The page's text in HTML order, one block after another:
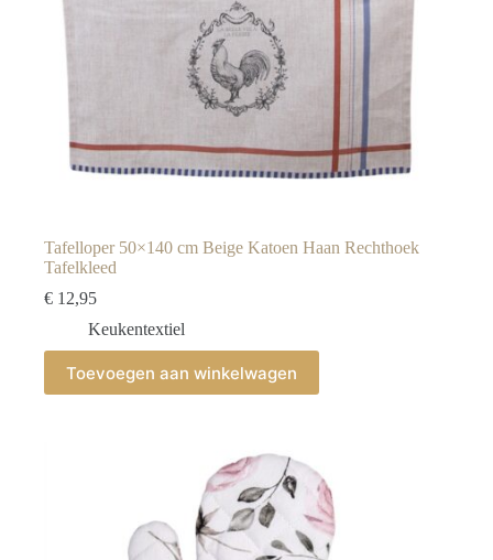
Tafelloper 50×140 cm Beige Katoen Haan Rechthoek
Tafelkleed
€ 12,95
Keukentextiel
Toevoegen aan winkelwagen